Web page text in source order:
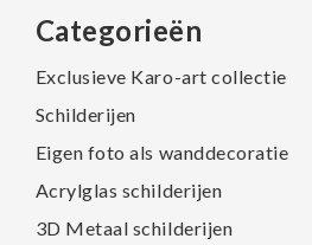
Categorieën
Exclusieve Karo-art collectie
Schilderijen
Eigen foto als wanddecoratie
Acrylglas schilderijen
3D Metaal schilderijen